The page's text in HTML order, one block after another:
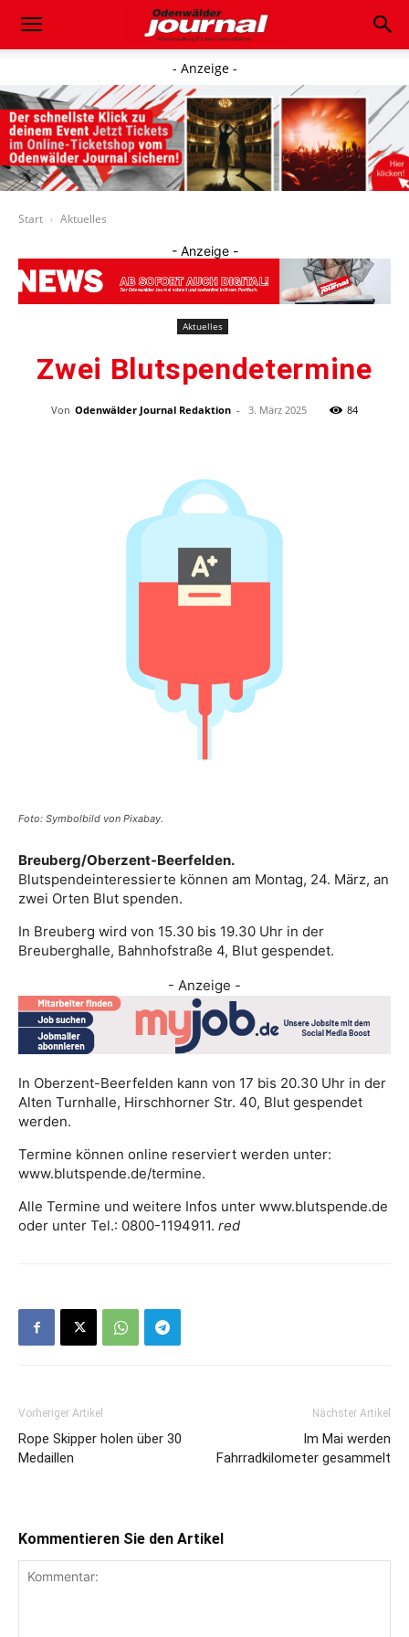
- Anzeige -
Start Aktuelles
- Anzeige -
Aktuelles
Zwei Blutspendetermine
Von Odenwälder Journal Redaktion - 3. März 2025 84
Foto: Symbolbild von Pixabay.
Breuberg/Oberzent-Beerfelden.
Blutspendeinteressierte können am Montag, 24. März, an
zwei Orten Blut spenden.
In Breuberg wird von 15.30 bis 19.30 Uhr in der
Breuberghalle, Bahnhofstraße 4, Blut gespendet.
- Anzeige -
In Oberzent-Beerfelden kann von 17 bis 20.30 Uhr in der
Alten Turnhalle, Hirschhorner Str. 40, Blut gespendet
werden.
Termine können online reserviert werden unter:
www.blutspende.de/termine.
Alle Termine und weitere Infos unter www.blutspende.de
oder unter Tel.: 0800-1194911. red
Vorheriger Artikel
Rope Skipper holen über 30
Medaillen
Nächster Artikel
Im Mai werden
Fahrradkilometer gesammelt
Kommentieren Sie den Artikel